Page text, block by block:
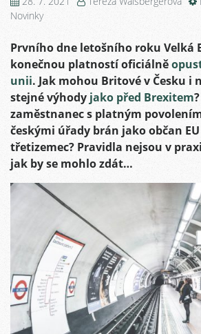
Novinky
Prvního dne letošního roku Velká
konečnou platností oficiálně
unii. Jak mohou Britové v Česku i
stejné výhody jako před Brexitem
zaměstnanec s platným
českými úřady brán jako občan
třetizemec? Pravidla nejsou v
jak by se mohlo zdát…